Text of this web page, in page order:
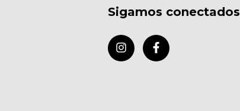
Sigamos conectados